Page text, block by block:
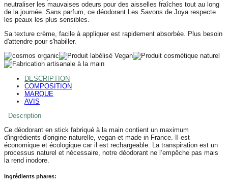
neutraliser les mauvaises odeurs pour des aisselles fraîches tout au long
de la journée. Sans parfum, ce déodorant Les Savons de Joya respecte
les peaux les plus sensibles.
Sa texture crème, facile à appliquer est rapidement absorbée. Plus besoin
d'attendre pour s'habiller.
DESCRIPTION
COMPOSITION
MARQUE
AVIS
Description
Ce déodorant en stick fabriqué à la main contient un maximum
d'ingrédients d'origine naturelle, vegan et made in France. Il est
économique et écologique car il est rechargeable. La transpiration est un
processus naturel et nécessaire, notre déodorant ne l’empêche pas mais
la rend inodore.
Ingrédients phares: